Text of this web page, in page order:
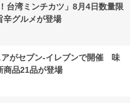
台湾ミンチカツ」8月4日数量限
辛グルメが登場
アがセブン-イレブンで開催 味
商品21品が登場